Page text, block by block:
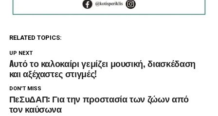
RELATED TOPICS:
UP NEXT
Aυτό το καλοκαίρι γεμίζει μουσική, διασκέδαση
και αξέχαστες στιγμές!
DON'T MISS
ΠεΣυΔΑΠ: Για την προστασία των ζώων από
τον καύσωνα